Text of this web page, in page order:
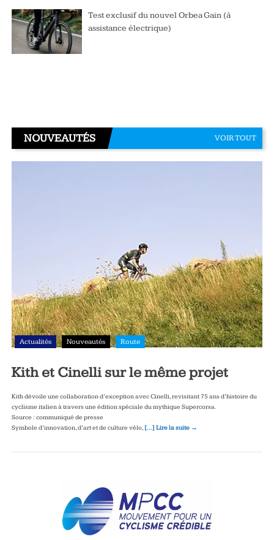
Test exclusif du nouvel Orbea Gain (à
assistance électrique)
NOUVEAUTÉS VOIR TOUT
Actualités Nouveautés Route
Kith et Cinelli sur le même projet
Kith dévoile une collaboration d’exception avec Cinelli, revisitant 75 ans d’histoire du
cyclisme italien à travers une édition spéciale du mythique Supercorsa.
Source : communiqué de presse
Symbole d’innovation, d’art et de culture vélo, […] Lire la suite →